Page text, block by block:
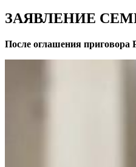
ЗАЯВЛЕНИЕ
После оглашения приговора